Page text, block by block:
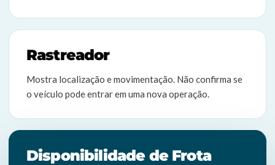
Rastreador
Mostra localização e movimentação. Não confirma se
o veículo pode entrar em uma nova operação.
Disponibilidade de Frota